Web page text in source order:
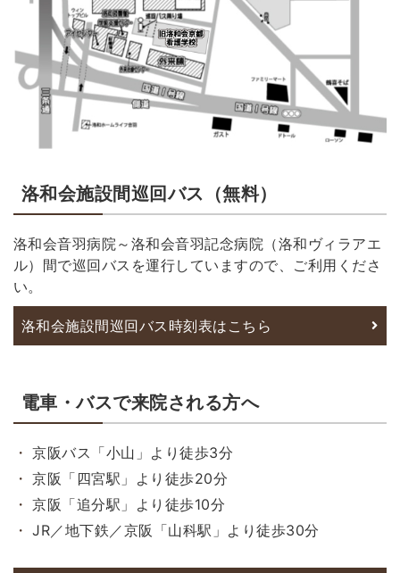
洛和会施設間巡回バス（無料）
洛和会音羽病院～洛和会音羽記念病院（洛和ヴィラアエ
ル）間で巡回バスを運行していますので、ご利用くださ
い。
洛和会施設間巡回バス時刻表はこちら
電車・バスで来院される方へ
京阪バス「小山」より徒歩3分
京阪「四宮駅」より徒歩20分
京阪「追分駅」より徒歩10分
JR／地下鉄／京阪「山科駅」より徒歩30分